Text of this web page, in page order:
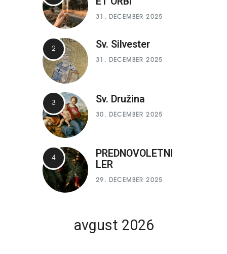
31. DECEMBER 2025
Sv. Silvester
31. DECEMBER 2025
Sv. Družina
30. DECEMBER 2025
PREDNOVOLETNI
LER
29. DECEMBER 2025
avgust 2026